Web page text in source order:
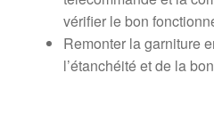
vérifier le bon
Remonter la garniture
l’étanchéité et de la